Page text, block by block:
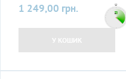
Ціна
1 249,00 грн.
У КОШИК